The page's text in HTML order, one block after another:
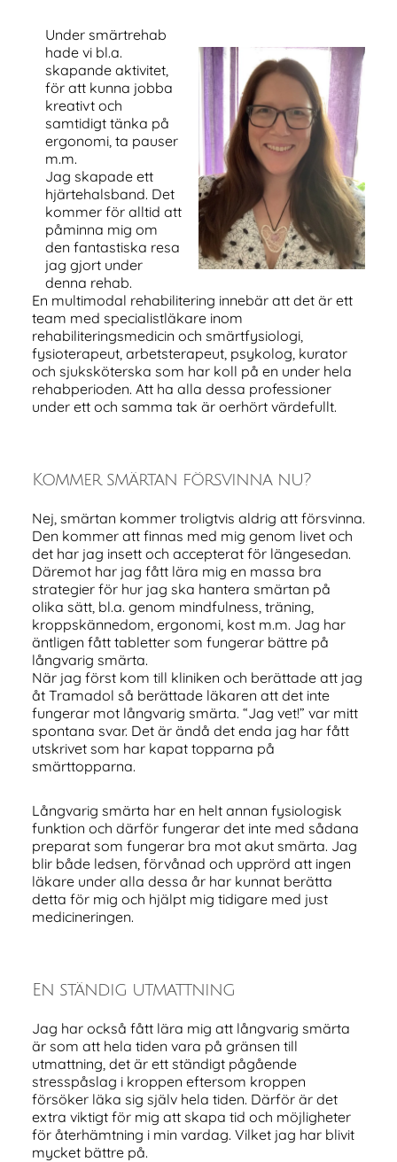
Under smärtrehab
hade vi bl.a.
skapande aktivitet,
för att kunna jobba
kreativt och
samtidigt tänka på
ergonomi, ta pauser
m.m.
Jag skapade ett
hjärtehalsband. Det
kommer för alltid att
påminna mig om
den fantastiska resa
jag gjort under
denna rehab.
En multimodal rehabilitering innebär att det är ett
team med specialistläkare inom
rehabiliteringsmedicin och smärtfysiologi,
fysioterapeut, arbetsterapeut, psykolog, kurator
och sjuksköterska som har koll på en under hela
rehabperioden. Att ha alla dessa professioner
under ett och samma tak är oerhört värdefullt.
Kommer smärtan försvinna nu?
Nej, smärtan kommer troligtvis aldrig att försvinna.
Den kommer att finnas med mig genom livet och
det har jag insett och accepterat för längesedan.
Däremot har jag fått lära mig en massa bra
strategier för hur jag ska hantera smärtan på
olika sätt, bl.a. genom mindfulness, träning,
kroppskännedom, ergonomi, kost m.m. Jag har
äntligen fått tabletter som fungerar bättre på
långvarig smärta.
När jag först kom till kliniken och berättade att jag
åt Tramadol så berättade läkaren att det inte
fungerar mot långvarig smärta. “Jag vet!” var mitt
spontana svar. Det är ändå det enda jag har fått
utskrivet som har kapat topparna på
smärttopparna.
Långvarig smärta har en helt annan fysiologisk
funktion och därför fungerar det inte med sådana
preparat som fungerar bra mot akut smärta. Jag
blir både ledsen, förvånad och upprörd att ingen
läkare under alla dessa år har kunnat berätta
detta för mig och hjälpt mig tidigare med just
medicineringen.
En ständig utmattning
Jag har också fått lära mig att långvarig smärta
är som att hela tiden vara på gränsen till
utmattning, det är ett ständigt pågående
stresspåslag i kroppen eftersom kroppen
försöker läka sig själv hela tiden. Därför är det
extra viktigt för mig att skapa tid och möjligheter
för återhämtning i min vardag. Vilket jag har blivit
mycket bättre på.